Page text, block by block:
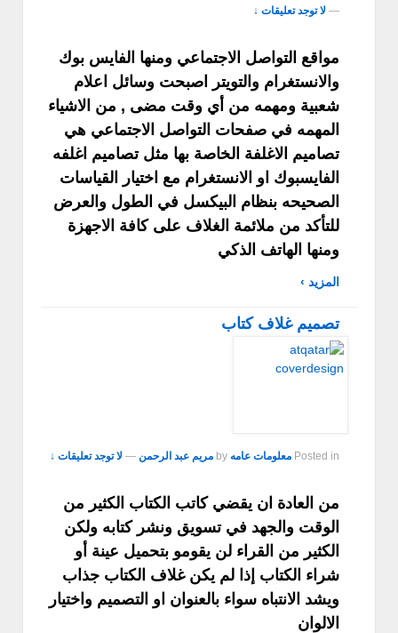
— لا توجد تعليقات ↓
مواقع التواصل الاجتماعي ومنها الفايس بوك
والانستغرام والتويتر اصبحت وسائل اعلام
شعبية ومهمه من أي وقت مضى , من الاشياء
المهمه في صفحات التواصل الاجتماعي هي
تصاميم الاغلفة الخاصة بها مثل تصاميم اغلفه
الفايسبوك او الانستغرام مع اختيار القياسات
الصحيحه بنظام البيكسل في الطول والعرض
للتأكد من ملائمة الغلاف على كافة الاجهزة
ومنها الهاتف الذكي
المزيد ›
تصميم غلاف كتاب
Posted in معلومات عامه by مريم عبد الرحمن — لا توجد تعليقات ↓
من العادة ان يقضي كاتب الكتاب الكثير من
الوقت والجهد في تسويق ونشر كتابه ولكن
الكثير من القراء لن يقومو بتحميل عينة أو
شراء الكتاب إذا لم يكن غلاف الكتاب جذاب
ويشد الانتباه سواء بالعنوان او التصميم واختيار
الالوان